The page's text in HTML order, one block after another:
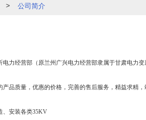
> 公司简介
经营部（原兰州广兴电力经营部隶属于甘肃电力变
质量，优惠的价格，完善的售后服务，精益求精，
安装各类35KV